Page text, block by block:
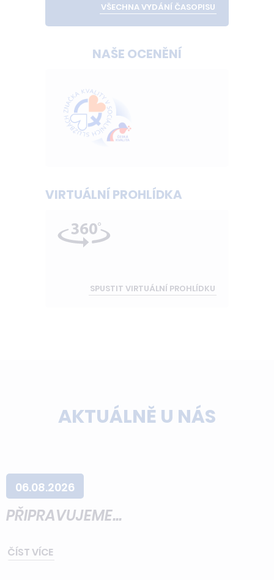
VŠECHNA VYDÁNÍ ČASOPISU
NAŠE OCENĚNÍ
VIRTUÁLNÍ PROHLÍDKA
SPUSTIT VIRTUÁLNÍ PROHLÍDKU
AKTUÁLNĚ U NÁS
06.08.2026
PŘIPRAVUJEME...
ČÍST VÍCE